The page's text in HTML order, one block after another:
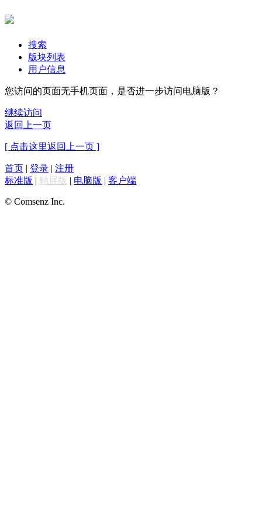
搜索
版块列表
用户信息
您访问的页面无手机页面，是否进一步访问电脑版？
继续访问
返回上一页
[ 点击这里返回上一页 ]
首页 | 登录 | 注册
标准版 | 触屏版 | 电脑版 | 客户端
© Comsenz Inc.